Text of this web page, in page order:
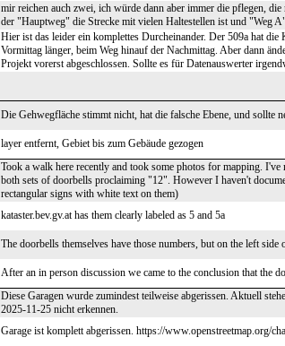
mir reichen auch zwei, ich würde dann aber immer die pflegen,
der "Hauptweg" die Strecke mit vielen Haltestellen ist und "Weg
Hier ist das leider ein komplettes Durcheinander. Der 509a hat
Vormittag länger, beim Weg hinauf der Nachmittag. Aber dann
Projekt vorerst abgeschlossen. Sollte es für Datenauswerter
Die Gehwegfläche stimmt nicht, hat die falsche Ebene, und sollte
layer entfernt, Gebiet bis zum Gebäude gezogen
Took a walk here recently and took some photos for mapping.
both sets of doorbells proclaiming "12". However I haven't
rectangular signs with white text on them)
kataster.bev.gv.at has them clearly labeled as 5 and 5a
The doorbells themselves have those numbers, but on the left
After an in person discussion we came to the conclusion that the
Diese Garagen wurde zumindest teilweise abgerissen. Aktuell
2025-11-25 nicht erkennen.
Garage ist komplett abgerissen. https://www.openstreetmap.org/